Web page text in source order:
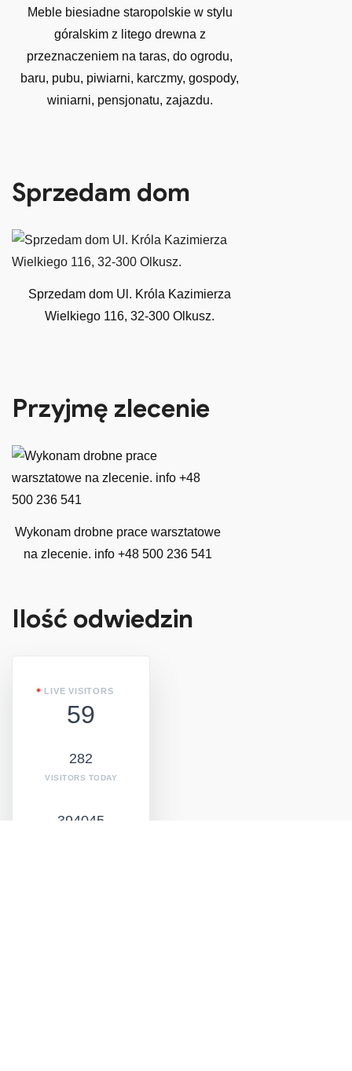
Meble biesiadne staropolskie w stylu
góralskim z litego drewna z
przeznaczeniem na taras, do ogrodu,
baru, pubu, piwiarni, karczmy, gospody,
winiarni, pensjonatu, zajazdu.
Sprzedam dom
Sprzedam dom Ul. Króla Kazimierza
Wielkiego 116, 32-300 Olkusz.
Przyjmę zlecenie
Wykonam drobne prace warsztatowe
na zlecenie. info +48 500 236 541
Ilość odwiedzin
LIVE VISITORS
59
282
VISITORS TODAY
394045